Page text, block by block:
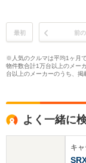
最初 前
※人気のクルマは平均1ヶ月
物件数合計1万台以上のメー
台以上のメーカーのうち、
よく一緒に
キ